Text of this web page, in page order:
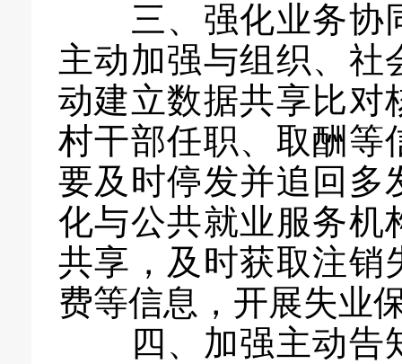
三、强化业务协同
主动加强与组织、社
动建立数据共享比对
村干部任职、取酬等
要及时停发并追回多
化与公共就业服务机
共享，及时获取注销
费等信息，开展失业
四、加强主动告知